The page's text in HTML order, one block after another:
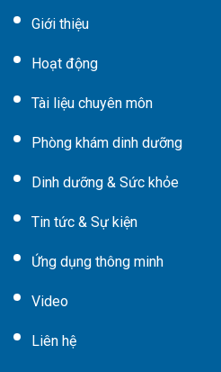
Giới thiệu
Hoạt động
Tài liệu chuyên môn
Phòng khám dinh dưỡng
Dinh dưỡng & Sức khỏe
Tin tức & Sự kiện
Ứng dụng thông minh
Video
Liên hệ